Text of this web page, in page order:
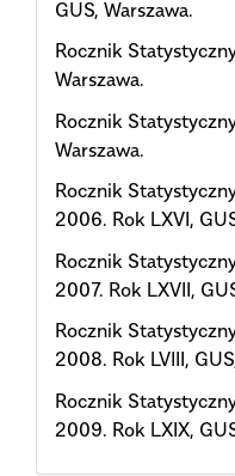
GUS, Warszawa.
Rocznik
Warszawa.
Rocznik
Warszawa.
Rocznik
2006. Rok LXVI,
Rocznik
2007. Rok LXVII,
Rocznik
2008. Rok LVIII,
Rocznik
2009. Rok LXIX,